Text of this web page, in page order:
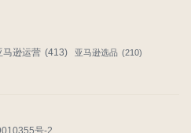
马逊运营 (413) 亚马逊选品 (210)
号-2